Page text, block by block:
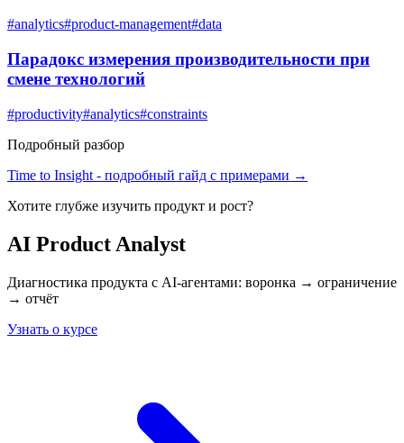
#analytics#product-management#data
Парадокс измерения производительности при
смене технологий
#productivity#analytics#constraints
Подробный разбор
Time to Insight - подробный гайд с примерами →
Хотите глубже изучить продукт и рост?
AI Product Analyst
Диагностика продукта с AI-агентами: воронка → ограничение
→ отчёт
Узнать о курсе